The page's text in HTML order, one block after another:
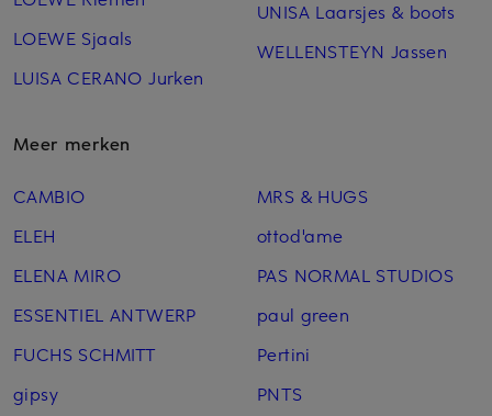
LOEWE Sjaals
LUISA CERANO Jurken
UNISA Laarsjes & boots
WELLENSTEYN Jassen
Meer merken
CAMBIO
ELEH
ELENA MIRO
ESSENTIEL ANTWERP
FUCHS SCHMITT
gipsy
MRS & HUGS
ottod'ame
PAS NORMAL STUDIOS
paul green
Pertini
PNTS